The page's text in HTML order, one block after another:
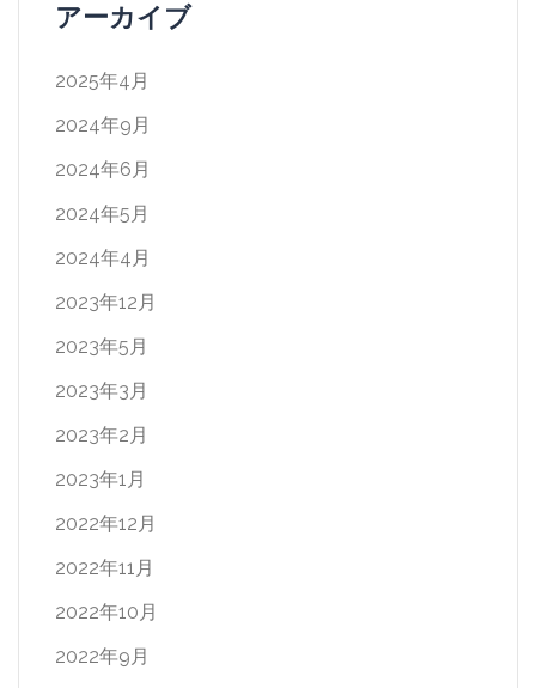
アーカイブ
2025年4月
2024年9月
2024年6月
2024年5月
2024年4月
2023年12月
2023年5月
2023年3月
2023年2月
2023年1月
2022年12月
2022年11月
2022年10月
2022年9月